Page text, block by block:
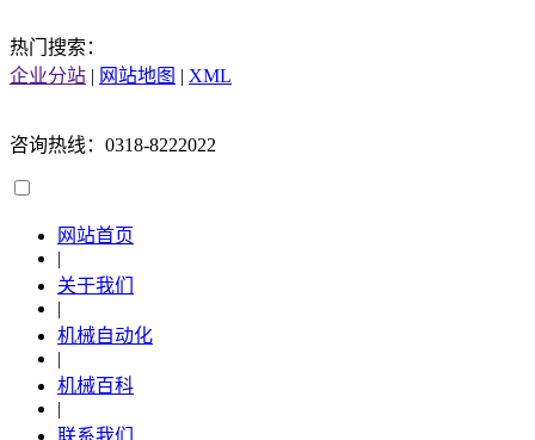
热门搜索：
企业分站 | 网站地图 | XML
咨询热线：0318-8222022
网站首页
|
关于我们
|
机械自动化
|
机械百科
|
联系我们